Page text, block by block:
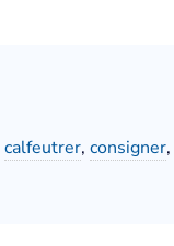
calfeutrer, consigner,